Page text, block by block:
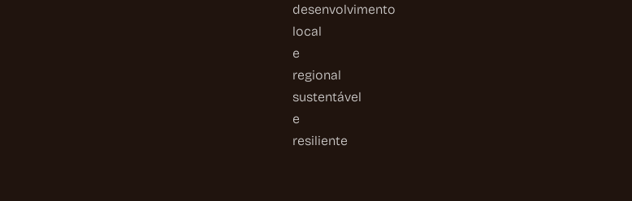
desenvolvimento
local
e
regional
sustentável
e
resiliente